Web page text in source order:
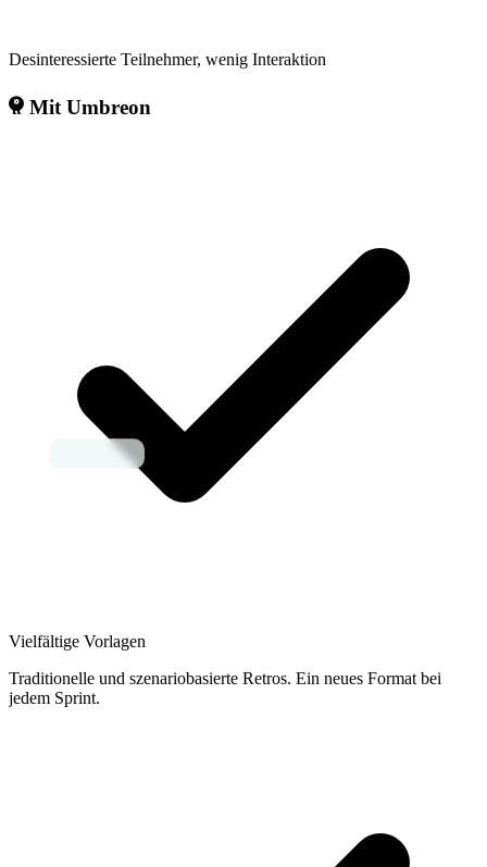
Desinteressierte Teilnehmer, wenig Interaktion
Mit Umbreon
Vielfältige Vorlagen
Traditionelle und szenariobasierte Retros. Ein neues Format bei
jedem Sprint.